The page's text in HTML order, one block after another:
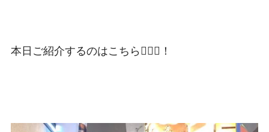
本日ご紹介するのはこちら💁🏼‍♀️！